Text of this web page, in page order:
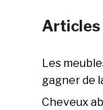
Articles
Les
gagner de
Cheveux